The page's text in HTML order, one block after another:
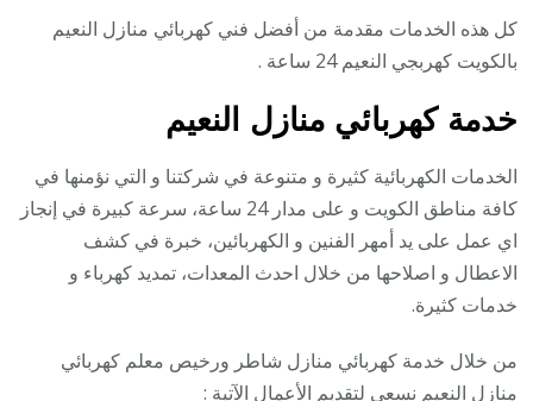
كل هذه الخدمات مقدمة من أفضل فني كهربائي منازل النعيم
بالكويت كهربجي النعيم 24 ساعة .
خدمة كهربائي منازل النعيم
الخدمات الكهربائية كثيرة و متنوعة في شركتنا و التي نؤمنها في
كافة مناطق الكويت و على مدار 24 ساعة، سرعة كبيرة في إنجاز
اي عمل على يد أمهر الفنين و الكهربائين، خبرة في كشف
الاعطال و اصلاحها من خلال احدث المعدات، تمديد كهرباء و
خدمات كثيرة.
من خلال خدمة كهربائي منازل شاطر ورخيص معلم كهربائي
منازل النعيم نسعى لتقديم الأعمال الآتية :